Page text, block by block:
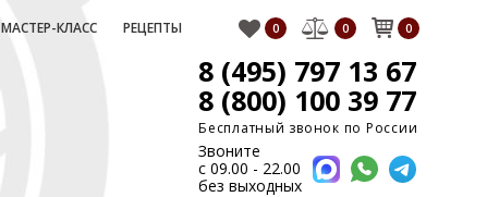
МАСТЕР-КЛАСС РЕЦЕПТЫ 0 0 0
8 (495) 797 13 67
8 (800) 100 39 77
Бесплатный звонок по России
Звоните
с 09.00 - 22.00
без выходных